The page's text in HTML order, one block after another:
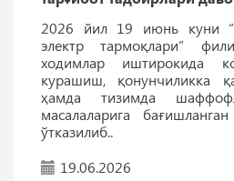
2026 йил 19 июнь куни
электр тармоқлари”
ходимлар иштирокида
курашиш, қонунчиликка
ҳамда тизимда
масалаларига
ўтказилиб..
19.06.2026